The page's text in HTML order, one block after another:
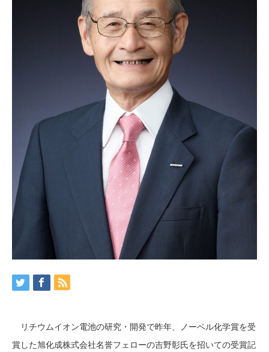
リチウムイオン電池の研究・開発で昨年、ノーベル化学賞を受
賞した旭化成株式会社名誉フェローの吉野彰氏を招いての受賞記